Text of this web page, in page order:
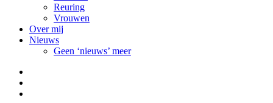
Reuring
Vrouwen
Over mij
Nieuws
Geen ‘nieuws’ meer